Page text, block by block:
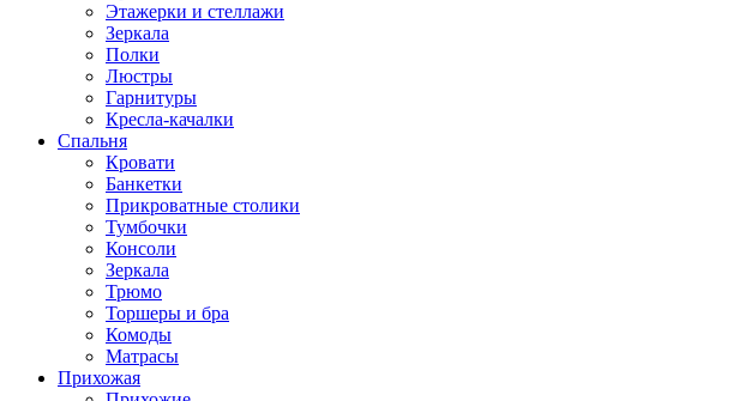
Этажерки и стеллажи
Зеркала
Полки
Люстры
Гарнитуры
Кресла-качалки
Спальня
Кровати
Банкетки
Прикроватные столики
Тумбочки
Консоли
Зеркала
Трюмо
Торшеры и бра
Комоды
Матрасы
Прихожая